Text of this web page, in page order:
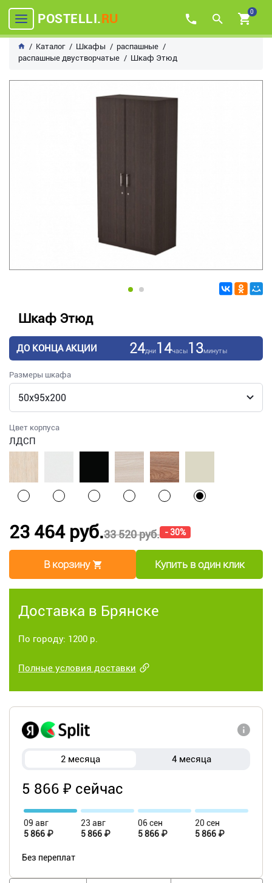
POSTELLI.RU 0
Каталог Шкафы
распашные
распашные двустворчатые
Шкаф Этюд
Шкаф Этюд
ДО КОНЦА АКЦИИ 24дни14часы13минуты
Размеры шкафа
Цвет корпуса
ЛДСП
33 520 руб. - 30%
23 464 руб.
В корзину Купить в один клик
Доставка в Брянске
По городу: 1200 р.
Полные условия доставки
2 месяца 4 месяца
5 866 ₽ сейчас
09 авг
5 866 ₽
23 авг
5 866 ₽
06 сен
5 866 ₽
20 сен
5 866 ₽
Без переплат